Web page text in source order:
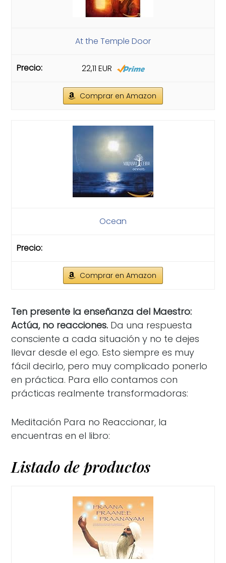
At the Temple Door
22,11 EUR
Comprar en Amazon
Ocean
Comprar en Amazon
Ten presente la enseñanza del Maestro:
Actúa, no reacciones. Da una respuesta
consciente a cada situación y no te dejes
llevar desde el ego. Esto siempre es muy
fácil decirlo, pero muy complicado ponerlo
en práctica. Para ello contamos con
prácticas realmente transformadoras:
Meditación Para no Reaccionar, la
encuentras en el libro:
Listado de productos